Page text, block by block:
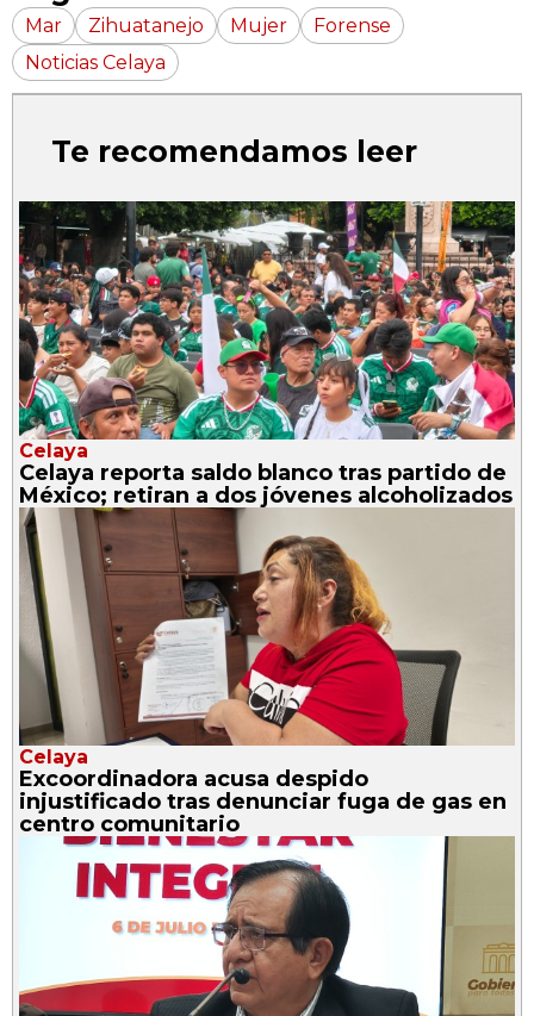
Mar Zihuatanejo Mujer
Forense
Noticias Celaya
Te recomendamos leer
Celaya
Celaya reporta saldo blanco tras partido de
México; retiran a dos jóvenes alcoholizados
Celaya
Excoordinadora acusa despido
injustificado tras denunciar fuga de gas en
centro comunitario